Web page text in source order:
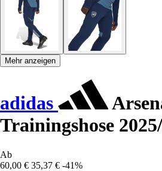
Mehr anzeigen
adidas
Trainingshose
Ab
60,00 € 35,37 € -41%